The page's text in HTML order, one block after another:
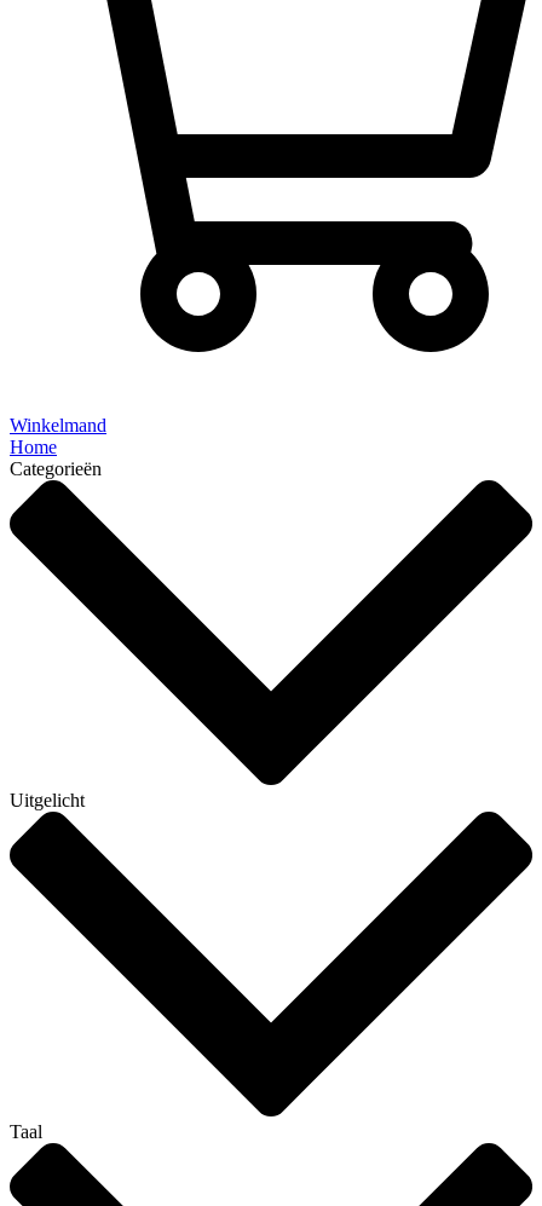
Winkelmand
Home
Categorieën
Uitgelicht
Taal